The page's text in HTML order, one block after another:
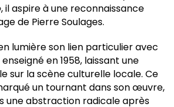
il aspire à une reconnaissance
de Pierre Soulages.
lumière son lien particulier avec
en 1958, laissant une
sur la scène culturelle locale. Ce
un tournant dans son œuvre,
une abstraction radicale après